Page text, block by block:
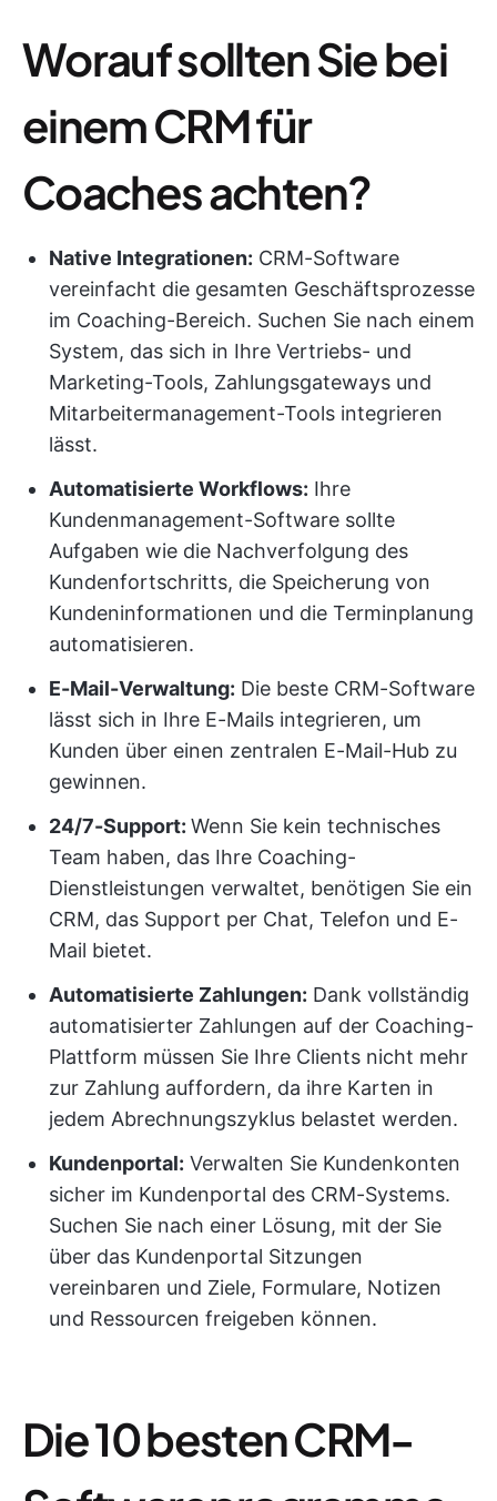
Worauf sollten Sie bei
einem CRM für
Coaches achten?
Native Integrationen: CRM-Software
vereinfacht die gesamten Geschäftsprozesse
im Coaching-Bereich. Suchen Sie nach einem
System, das sich in Ihre Vertriebs- und
Marketing-Tools, Zahlungsgateways und
Mitarbeitermanagement-Tools integrieren
lässt.
Automatisierte Workflows: Ihre
Kundenmanagement-Software sollte
Aufgaben wie die Nachverfolgung des
Kundenfortschritts, die Speicherung von
Kundeninformationen und die Terminplanung
automatisieren.
E-Mail-Verwaltung: Die beste CRM-Software
lässt sich in Ihre E-Mails integrieren, um
Kunden über einen zentralen E-Mail-Hub zu
gewinnen.
24/7-Support: Wenn Sie kein technisches
Team haben, das Ihre Coaching-
Dienstleistungen verwaltet, benötigen Sie ein
CRM, das Support per Chat, Telefon und E-
Mail bietet.
Automatisierte Zahlungen: Dank vollständig
automatisierter Zahlungen auf der Coaching-
Plattform müssen Sie Ihre Clients nicht mehr
zur Zahlung auffordern, da ihre Karten in
jedem Abrechnungszyklus belastet werden.
Kundenportal: Verwalten Sie Kundenkonten
sicher im Kundenportal des CRM-Systems.
Suchen Sie nach einer Lösung, mit der Sie
über das Kundenportal Sitzungen
vereinbaren und Ziele, Formulare, Notizen
und Ressourcen freigeben können.
Die 10 besten CRM-